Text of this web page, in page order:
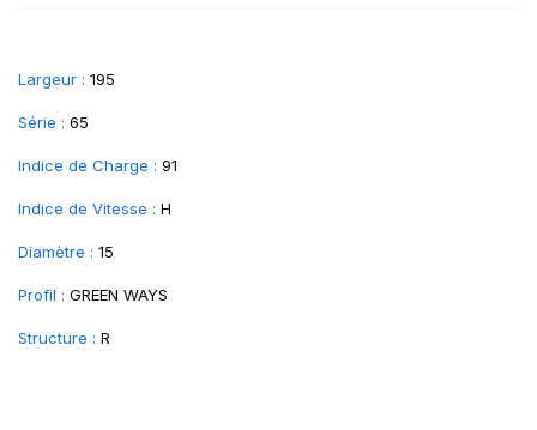
Largeur : 195
Série : 65
Indice de Charge : 91
Indice de Vitesse : H
Diamètre : 15
Profil : GREEN WAYS
Structure : R